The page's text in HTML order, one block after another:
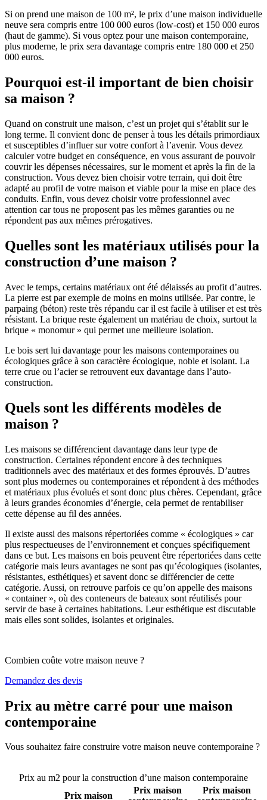
Si on prend une maison de 100 m², le prix d’une maison individuelle
neuve sera compris entre 100 000 euros (low-cost) et 150 000 euros
(haut de gamme). Si vous optez pour une maison contemporaine,
plus moderne, le prix sera davantage compris entre 180 000 et 250
000 euros.
Pourquoi est-il important de bien choisir
sa maison ?
Quand on construit une maison, c’est un projet qui s’établit sur le
long terme. Il convient donc de penser à tous les détails primordiaux
et susceptibles d’influer sur votre confort à l’avenir. Vous devez
calculer votre budget en conséquence, en vous assurant de pouvoir
couvrir les dépenses nécessaires, sur le moment et après la fin de la
construction. Vous devez bien choisir votre terrain, qui doit être
adapté au profil de votre maison et viable pour la mise en place des
conduits. Enfin, vous devez choisir votre professionnel avec
attention car tous ne proposent pas les mêmes garanties ou ne
répondent pas aux mêmes prérogatives.
Quelles sont les matériaux utilisés pour la
construction d’une maison ?
Avec le temps, certains matériaux ont été délaissés au profit d’autres.
La pierre est par exemple de moins en moins utilisée. Par contre, le
parpaing (béton) reste très répandu car il est facile à utiliser et est très
résistant. La brique reste également un matériau de choix, surtout la
brique « monomur » qui permet une meilleure isolation.
Le bois sert lui davantage pour les maisons contemporaines ou
écologiques grâce à son caractère écologique, noble et isolant. La
terre crue ou l’acier se retrouvent eux davantage dans l’auto-
construction.
Quels sont les différents modèles de
maison ?
Les maisons se différencient davantage dans leur type de
construction. Certaines répondent encore à des techniques
traditionnels avec des matériaux et des formes éprouvés. D’autres
sont plus modernes ou contemporaines et répondent à des méthodes
et matériaux plus évolués et sont donc plus chères. Cependant, grâce
à leurs grandes économies d’énergie, cela permet de rentabiliser
cette dépense au fil des années.
Il existe aussi des maisons répertoriées comme « écologiques » car
plus respectueuses de l’environnement et conçues spécifiquement
dans ce but. Les maisons en bois peuvent être répertoriées dans cette
catégorie mais leurs avantages ne sont pas qu’écologiques (isolantes,
résistantes, esthétiques) et savent donc se différencier de cette
catégorie. Aussi, on retrouve parfois ce qu’on appelle des maisons
« container », où des conteneurs de bateaux sont réutilisés pour
servir de base à certaines habitations. Leur esthétique est discutable
mais elles sont solides, isolantes et originales.
Combien coûte votre maison neuve ?
Demandez des devis
Prix au mètre carré pour une maison
contemporaine
Vous souhaitez faire construire votre maison neuve contemporaine ?
Prix au m2 pour la construction d’une maison contemporaine
Prix maison
Prix maison
Prix maison